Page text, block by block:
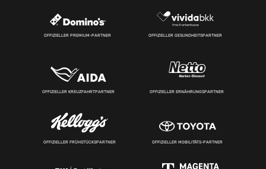
OFFIZIELLER PREMIUM-PARTNER OFFIZIELLER GESUNDHEITSPARTNER
OFFIZIELLER KREUZFAHRTPARTNER OFFIZIELLER ERNÄHRUNGSPARTNER
OFFIZIELLER FRÜHSTÜCKSPARTNER OFFIZIELLER MOBILITÄTS-PARTNER